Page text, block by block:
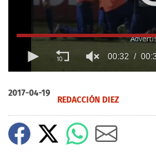
seconds
of
seconds
00:32
2017-04-19
REDACCIÓN DIEZ